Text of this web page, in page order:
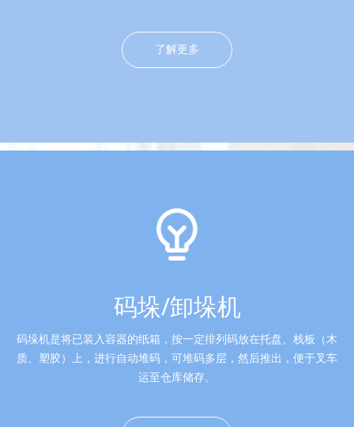
了解更多
码垛机是将已装入容器的纸箱，按一定排列码放在托盘、栈板（木
质、塑胶）上，进行自动堆码，可堆码多层，然后推出，便于叉车
运至仓库储存。
码垛/卸垛机